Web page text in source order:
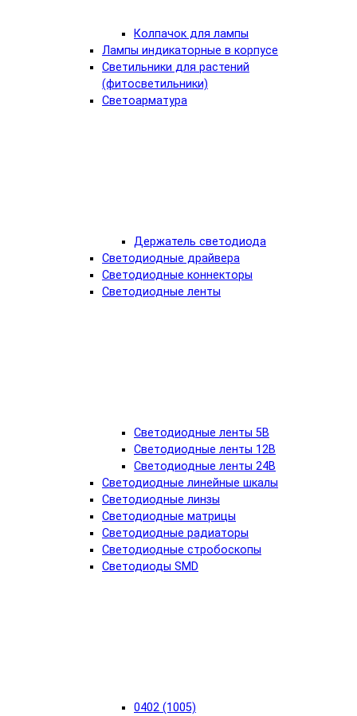
Колпачок для лампы
Лампы индикаторные в корпусе
Светильники для растений
(фитосветильники)
Светоарматура
Держатель светодиода
Светодиодные драйвера
Светодиодные коннекторы
Светодиодные ленты
Светодиодные ленты 5В
Светодиодные ленты 12В
Светодиодные ленты 24В
Светодиодные линейные шкалы
Светодиодные линзы
Светодиодные матрицы
Светодиодные радиаторы
Светодиодные стробоскопы
Светодиоды SMD
0402 (1005)